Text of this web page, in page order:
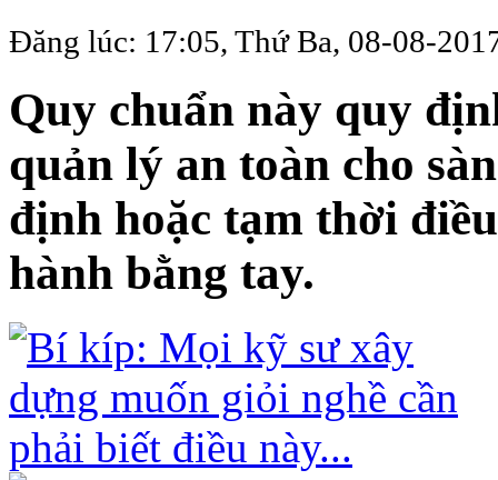
Đăng lúc: 17:05, Thứ Ba, 08-08-
Quy chuẩn này quy
quản lý an toàn cho
định hoặc tạm thời
hành bằng tay.